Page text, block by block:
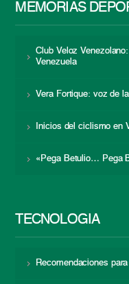
MEMORIAS
Club Veloz
Venezuela
Vera Fortique: voz de
Inicios del ciclismo en
«Pega Betulio… Pega
TECNOLOGÍA
Recomendaciones